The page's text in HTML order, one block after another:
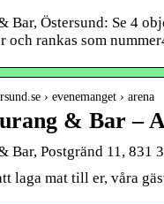
Bar, Östersund: Se 4
och rankas som
› evenemanget › arena
& Bar –
Bar, Postgränd 11, 831
laga mat till er, våra